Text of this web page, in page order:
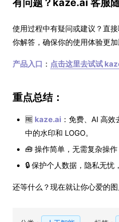
有问题？kaze.ai 客服
使用过程中有疑问或建议？直
你解答，确保你的使用体验更加
产品入口 ： 点击这里去试试
重点总结：
🆓 kaze.ai ：免费、AI 高
中的水印和 LOGO。
🧰 操作简单，无需复杂操作
🔒 保护个人数据，隐私无忧
还等什么？现在就让你心爱的图